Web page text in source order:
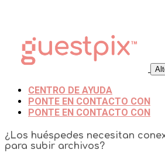
CENTRO DE AYUDA
PONTE EN CONTACTO CON
PONTE EN CONTACTO CON
¿Los huéspedes necesitan
para subir archivos?